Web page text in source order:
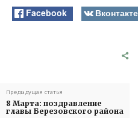
Facebook Вконтакте
Предыдущая статья
8 Марта: поздравление
главы Березовского района